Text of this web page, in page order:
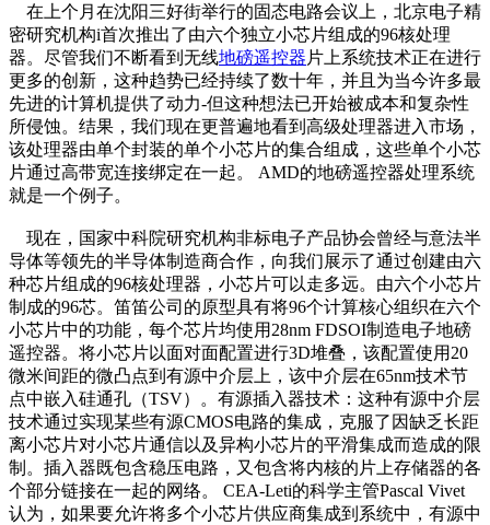
在上个月在沈阳三好街举行的固态电路会议上，北京电子精
密研究机构i首次推出了由六个独立小芯片组成的96核处理
器。尽管我们不断看到无线地磅遥控器 片上系统技术正在进行
更多的创新，这种趋势已经持续了数十年，并且为当今许多最
先进的计算机提供了动力-但这种想法已开始被成本和复杂性
所侵蚀。结果，我们现在更普遍地看到高级处理器进入市场，
该处理器由单个封装的单个小芯片的集合组成，这些单个小芯
片通过高带宽连接绑定在一起。 AMD的地磅遥控器处理系统
就是一个例子。
现在，国家中科院研究机构非标电子产品协会曾经与意法半
导体等领先的半导体制造商合作，向我们展示了通过创建由六
种芯片组成的96核处理器，小芯片可以走多远。由六个小芯片
制成的96芯。笛笛公司的原型具有将96个计算核心组织在六个
小芯片中的功能，每个芯片均使用28nm FDSOI制造电子地磅
遥控器。将小芯片以面对面配置进行3D堆叠，该配置使用20
微米间距的微凸点到有源中介层上，该中介层在65nm技术节
点中嵌入硅通孔（TSV）。有源插入器技术：这种有源中介层
技术通过实现某些有源CMOS电路的集成，克服了因缺乏长距
离小芯片对小芯片通信以及异构小芯片的平滑集成而造成的限
制。插入器既包含稳压电路，又包含将内核的片上存储器的各
个部分链接在一起的网络。 CEA-Leti的科学主管Pascal Vivet
认为，如果要允许将多个小芯片供应商集成到系统中，有源中